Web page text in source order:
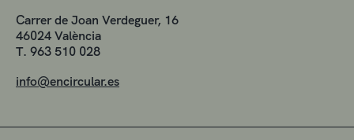
Carrer de Joan Verdeguer, 16
46024 València
T. 963 510 028
info@encircular.es